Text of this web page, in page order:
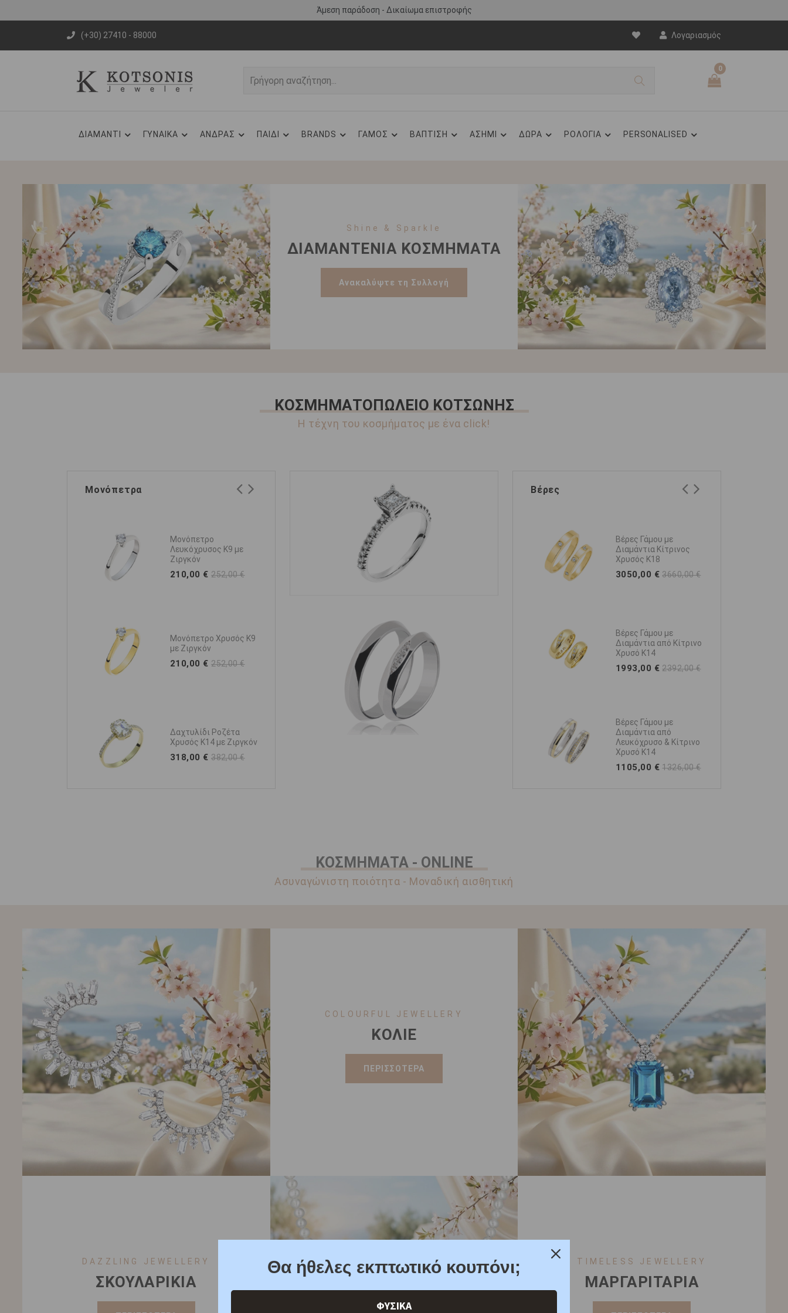
Άμεση παράδοση - Δικαίωμα επιστροφής
(+30) 27410 - 88000 Λογαριασμός
0
ΔΙΑΜΑΝΤΙ ΓΥΝΑΙΚΑ ΑΝΔΡΑΣ ΠΑΙΔΙ BRANDS ΓΑΜΟΣ ΒΑΠΤΙΣΗ ΑΣΗΜΙ ΔΩΡΑ ΡΟΛΟΓΙΑ PERSONALISED
Shine & Sparkle
ΔΙΑΜΑΝΤΕΝΙΑ ΚΟΣΜΗΜΑΤΑ
Ανακαλύψτε τη Συλλογή
ΚΟΣΜΗΜΑΤΟΠΩΛΕΙΟ ΚΟΤΣΩΝΗΣ
Η τέχνη του κοσμήματος με ένα click!
Μονόπετρα
Μονόπετρο
Λευκόχρυσος Κ9 με
Ζιργκόν
210,00 €252,00 €
Μονόπετρο Χρυσός Κ9
με Ζιργκόν
210,00 €252,00 €
Δαχτυλίδι Ροζέτα
Χρυσός Κ14 με Ζιργκόν
318,00 €382,00 €
Δαχτυλίδι Μονόπετρο
Λευκόχρυσος Κ14 με
Ζιργκόν
477,00 €
Μονόπετρο Δαχτυλίδι
Χρυσός Κ9 με Ζιργκόν
322,00 €
Μονόπετρο Δαχτυλίδι
Μονόπετρο
Λευκόχρυσος Κ9 με
Ζιργκόν
210,00 €252,00 €
Μονόπετρο Χρυσός Κ9
με Ζιργκόν
210,00 €252,00 €
Δαχτυλίδι Ροζέτα
Χρυσός Κ14 με Ζιργκόν
318,00 €382,00 €
Βέρες
Βέρες Dekagold Σειρά
DG, Λευκόχρυσος &
Χρυσός, Κ9-Κ14-Κ18
Βέρες Dekagold Σειρά
DG, Λευκόχρυσος &
Χρυσός, Κ9-Κ14-Κ18
781,00 €
Βέρες Γάμου με
Διαμάντια Κίτρινος
Χρυσός K18
3050,00 € 3660,00 €
Βέρες Γάμου με
Διαμάντια από Κίτρινο
Χρυσό K14
1993,00 € 2392,00 €
Βέρες Γάμου με
Διαμάντια από
Λευκόχρυσο & Κίτρινο
Χρυσό K14
1105,00 € 1326,00 €
ΚΟΣΜΗΜΑΤΑ - ONLINE
Ασυναγώνιστη ποιότητα - Μοναδική αισθητική
COLOURFUL JEWELLERY
ΚΟΛΙΕ
ΠΕΡΙΣΣΟΤΕΡΑ
DAZZLING JEWELLERY
ΣΚΟΥΛΑΡΙΚΙΑ
TIMELESS JEWELLERY
ΜΑΡΓΑΡΙΤΑΡΙΑ
Θα ήθελες εκπτωτικό κουπόνι;
ΦΥΣΙΚΑ